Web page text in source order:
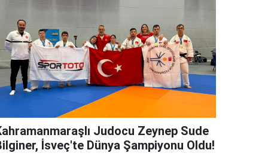
Judocu Zeynep Sude
İsveç'te Dünya Şampiyonu Oldu!